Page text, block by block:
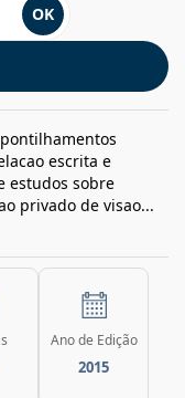
OK
escrita e
estudos sobre
privado de visao...
Ano de Edição
2015